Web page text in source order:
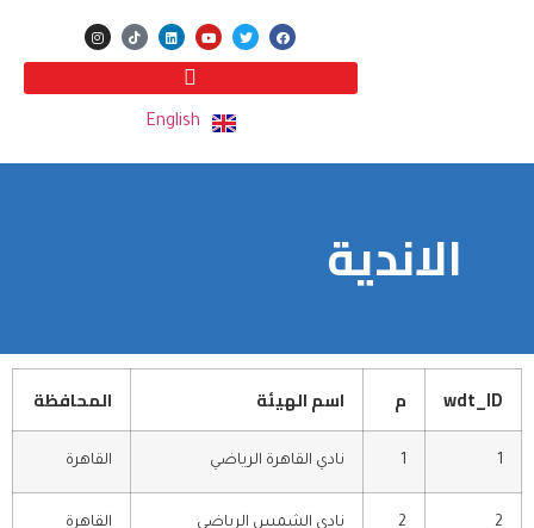
English
الاندية
wdt_ID م اسم الهيئة المحافظة
1
1 نادي القاهرة الرياضي القاهرة
2
2 نادي الشمس الرياضي القاهرة